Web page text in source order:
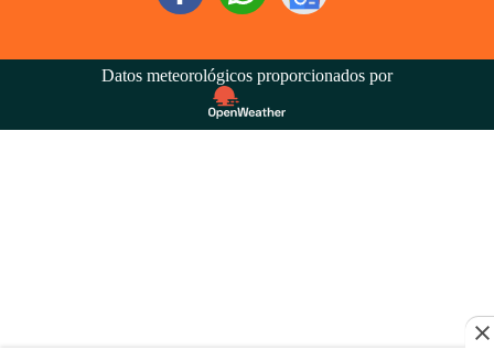
Datos meteorológicos proporcionados por